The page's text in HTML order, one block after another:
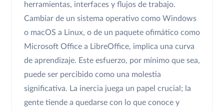
herramientas, interfaces y flujos de trabajo.
Cambiar de un sistema operativo como Windows
o macOS a Linux, o de un paquete ofimático como
Microsoft Office a LibreOffice, implica una curva
de aprendizaje. Este esfuerzo, por mínimo que sea,
puede ser percibido como una molestia
significativa. La inercia juega un papel crucial; la
gente tiende a quedarse con lo que conoce y